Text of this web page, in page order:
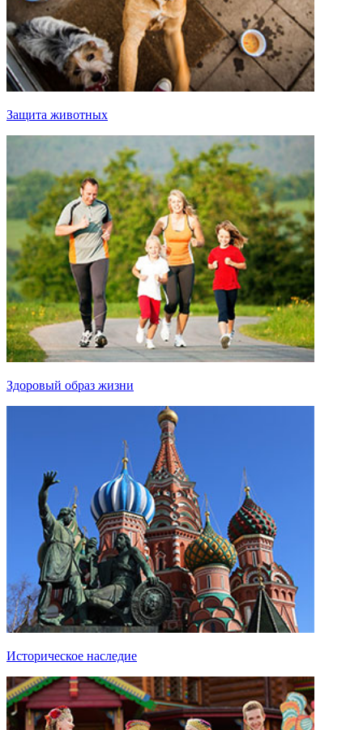
Защита животных
Здоровый образ жизни
Историческое наследие